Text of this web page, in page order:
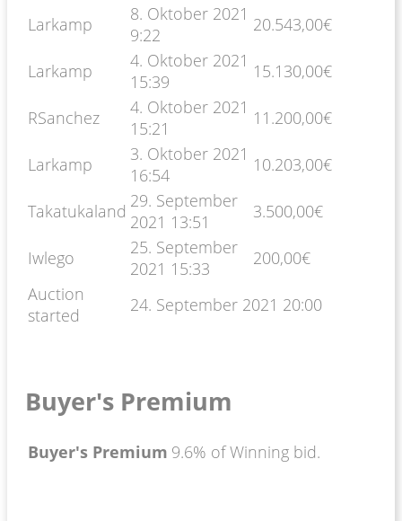
Larkamp
8. Oktober 2021
9:22
20.543,00€
Larkamp
4. Oktober 2021
15:39
15.130,00€
RSanchez
4. Oktober 2021
15:21
11.200,00€
Larkamp
3. Oktober 2021
16:54
10.203,00€
Takatukaland 29. September
2021 13:51
3.500,00€
Iwlego
25. September
2021 15:33
200,00€
Auction
started
24. September 2021 20:00
Buyer's Premium
Buyer's Premium 9.6% of Winning bid.